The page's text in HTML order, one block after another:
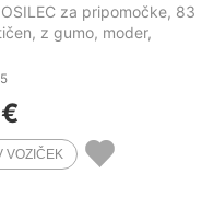
za pripomočke, 83
z gumo, moder,
€